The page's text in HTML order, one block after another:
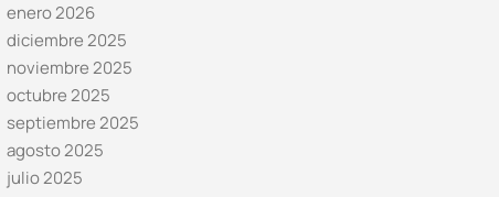
enero 2026
diciembre 2025
noviembre 2025
octubre 2025
septiembre 2025
agosto 2025
julio 2025